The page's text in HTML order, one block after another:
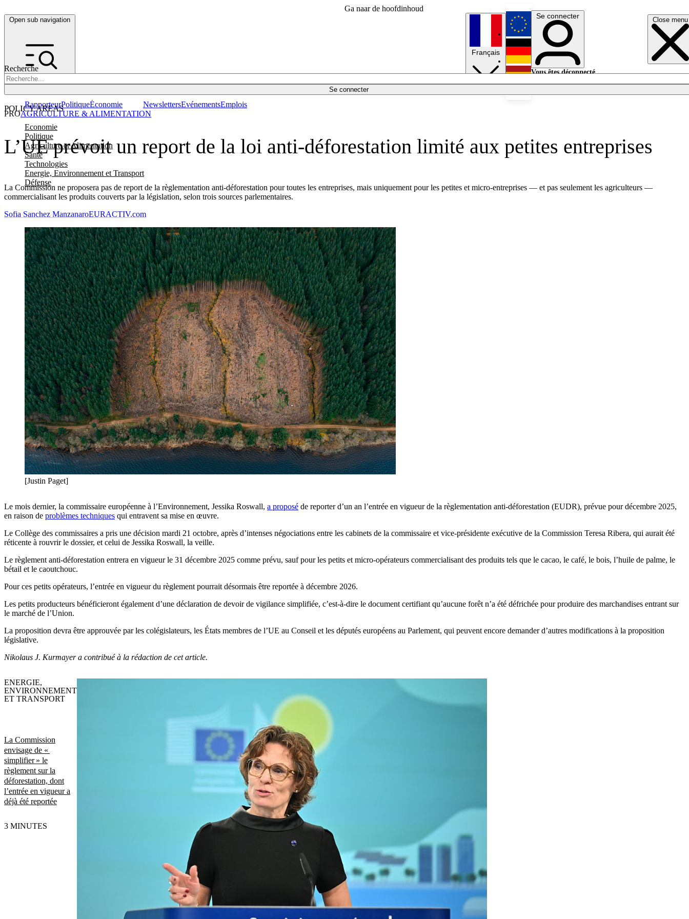
Ga naar de hoofdinhoud
Open sub navigation Close menu
Recherche
Se connecter
POLICY AREAS
Economie
Politique
Agriculture et Alimentation
Santé
Technologies
Energie, Environnement et Transport
Défense
RapporteurPolitiqueÉconomie NewslettersEvénementsEmplois
Français
English
Deutsch
Se connecter
Vous êtes déconnecté.
L’UE prévoit un report de la loi anti-déforestation limité aux petites entreprises
La Commission ne proposera pas de report de la règlementation anti-déforestation pour toutes les entreprises, mais uniquement pour les petites et micro-entreprises — et pas seulement les agriculteurs —
commercialisant les produits couverts par la législation, selon trois sources parlementaires.
PROAGRICULTURE & ALIMENTATION
Sofia Sanchez ManzanaroEURACTIV.com
[Justin Paget]
Le mois dernier, la commissaire européenne à l’Environnement, Jessika Roswall, a proposé de reporter d’un an l’entrée en vigueur de la règlementation anti-déforestation (EUDR), prévue pour décembre 2025,
en raison de problèmes techniques qui entravent sa mise en œuvre.
Le Collège des commissaires a pris une décision mardi 21 octobre, après d’intenses négociations entre les cabinets de la commissaire et vice-présidente exécutive de la Commission Teresa Ribera, qui aurait été
réticente à rouvrir le dossier, et celui de Jessika Roswall, la veille.
Le règlement anti-déforestation entrera en vigueur le 31 décembre 2025 comme prévu, sauf pour les petits et micro-opérateurs commercialisant des produits tels que le cacao, le café, le bois, l’huile de palme, le
bétail et le caoutchouc.
Pour ces petits opérateurs, l’entrée en vigueur du règlement pourrait désormais être reportée à décembre 2026.
Les petits producteurs bénéficieront également d’une déclaration de devoir de vigilance simplifiée, c’est-à-dire le document certifiant qu’aucune forêt n’a été défrichée pour produire des marchandises entrant sur
le marché de l’Union.
La proposition devra être approuvée par les colégislateurs, les États membres de l’UE au Conseil et les députés européens au Parlement, qui peuvent encore demander d’autres modifications à la proposition
législative.
Nikolaus J. Kurmayer a contribué à la rédaction de cet article.
La Commission
envisage de «
simplifier » le
règlement sur la
déforestation, dont
l’entrée en vigueur a
déjà été reportée
ENERGIE,
ENVIRONNEMENT
ET TRANSPORT
3 MINUTES